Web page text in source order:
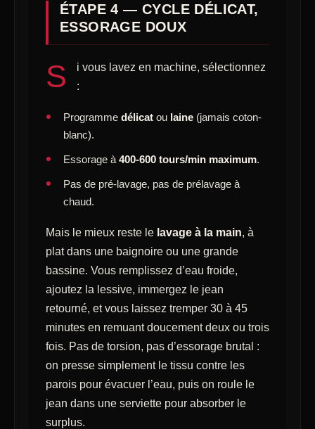
ÉTAPE 4 — CYCLE DÉLICAT,
ESSORAGE DOUX
S
i vous lavez en machine, sélectionnez
:
Programmedélicat ou laine (jamais coton-
blanc).
Essorage à400-600 tours/min maximum.
Pas de pré-lavage, pas de prélavage à
chaud.
Mais le mieux reste le lavage à la main, à
plat dans une baignoire ou une grande
bassine. Vous remplissez d’eau froide,
ajoutez la lessive, immergez le jean
retourné, et vous laissez tremper 30 à 45
minutes en remuant doucement deux ou trois
fois. Pas de torsion, pas d’essorage brutal :
on presse simplement le tissu contre les
parois pour évacuer l’eau, puis on roule le
jean dans une serviette pour absorber le
surplus.